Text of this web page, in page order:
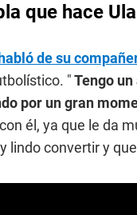
que hace
de su
"Tengo
por un gran
él, ya que le da
lindo convertir y